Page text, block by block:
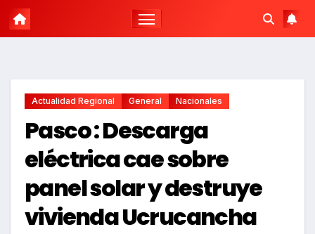
Actualidad Regional General Nacionales
Pasco : Descarga
eléctrica cae sobre
panel solar y destruye
vivienda Ucrucancha